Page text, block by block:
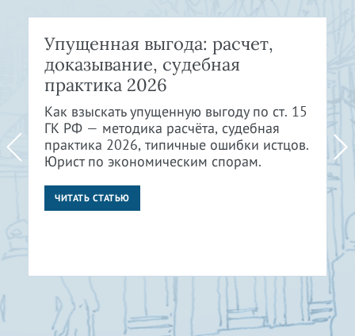
Упущенная выгода: расчет,
доказывание, судебная
практика 2026
Как взыскать упущенную выгоду по ст. 15
ГК РФ — методика расчёта, судебная
практика 2026, типичные ошибки истцов.
Юрист по экономическим спорам.
ЧИТАТЬ СТАТЬЮ